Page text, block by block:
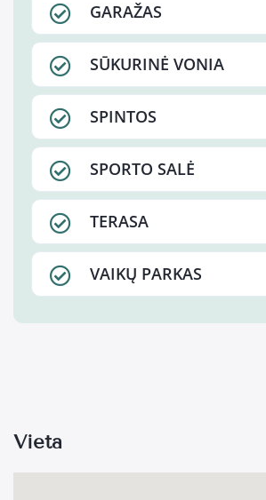
GARAŽAS
SŪKURINĖ VONIA
SPINTOS
SPORTO SALĖ
TERASA
VAIKŲ PARKAS
Vieta